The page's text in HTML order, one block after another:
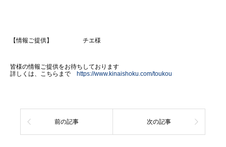
【情報ご提供】 チエ様
皆様の情報ご提供をお待ちしております
詳しくは、こちらまで https://www.kinaishoku.com/toukou
前の記事 次の記事